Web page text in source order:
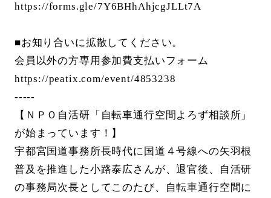
https://forms.gle/7Y6BHhAhjcgJLLt7A
■お知り合いに拡散してください。
会員以外の方専用参加費支払いフォーム
https://peatix.com/event/4853238
-----
【ＮＰＯ自活研「自転車通行空間よろず相談所」
が始まっています！】
宇都宮国道事務所長時代に国道４号線への矢羽根
普及を推進した小路泰広さんが、退官後、自活研
の事務局次長としてこのたび、自転車通行空間に